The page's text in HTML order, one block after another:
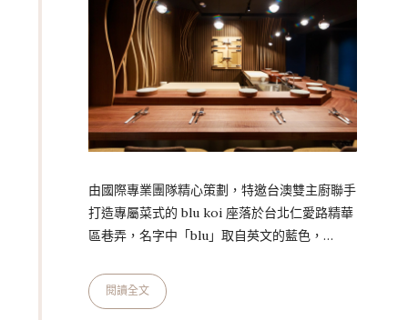
由國際專業團隊精心策劃，特邀台澳雙主廚聯手
打造專屬菜式的 blu koi 座落於台北仁愛路精華
區巷弄，名字中「blu」取自英文的藍色，
看出 Patrick Dang 與 Terry Lee 兩位主廚不
同的專業背景與所長，以及強強聯手下令人萬分
閱讀全文